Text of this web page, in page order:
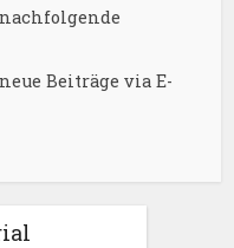
Beiträge via E-